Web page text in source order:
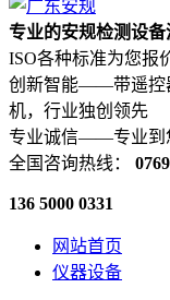
专业的安规检测设
ISO各种标准为您报
创新智能——带遥控
机，行业独创领先
专业诚信——专业到
全国咨询热线：
136 5000 0331
网站首页
仪器设备